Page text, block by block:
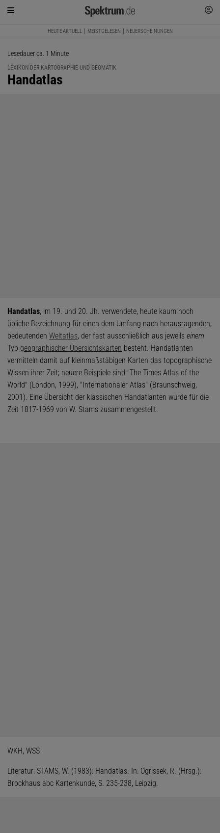
HEUTE AKTUELL MEISTGELESEN NEUERSCHEINUNGEN
Lesedauer ca. 1 Minute
LEXIKON DER KARTOGRAPHIE UND GEOMATIK
:
Handatlas
Handatlas, im 19. und 20. Jh. verwendete, heute kaum noch
übliche Bezeichnung für einen dem Umfang nach herausragenden,
bedeutenden Weltatlas, der fast ausschließlich aus jeweils einem
Typ geographischer Übersichtskarten besteht. Handatlanten
vermitteln damit auf kleinmaßstäbigen Karten das topographische
Wissen ihrer Zeit; neuere Beispiele sind "The Times Atlas of the
World" (London, 1999), "Internationaler Atlas" (Braunschweig,
2001). Eine Übersicht der klassischen Handatlanten wurde für die
Zeit 1817-1969 von W. Stams zusammengestellt.
WKH, WSS
Literatur: STAMS, W. (1983): Handatlas. In: Ogrissek, R. (Hrsg.):
Brockhaus abc Kartenkunde, S. 235-238, Leipzig.